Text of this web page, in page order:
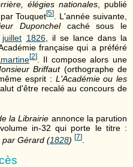
élégies nationales, publié
Touquet[5]
. L'année suivante,
Duponchelcaché sous le
juillet 1826, il se lance dans la
française qui a préféré
[2]. Il compose alors une
Briffaut(orthographe de
esprit : L'Académie ou les
d'être recalé au concours de
la Librairie annonce la parution
in-32 qui porte le titre :
Gérard (1828) [7]